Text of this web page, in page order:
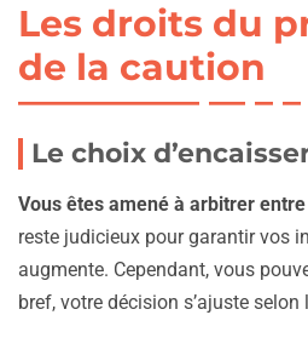
Les droits du
de la caution
Le choix
Vous êtes amené à arbitrer
reste judicieux pour garantir vos
augmente. Cependant, vous
bref, votre décision s’ajuste